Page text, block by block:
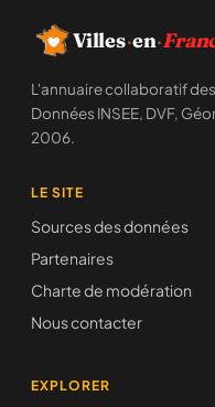
Villes·en·
L'annuaire collaboratif des
Données INSEE, DVF,
2006.
LE SITE
Sources des données
Partenaires
Charte de modération
Nous contacter
EXPLORER